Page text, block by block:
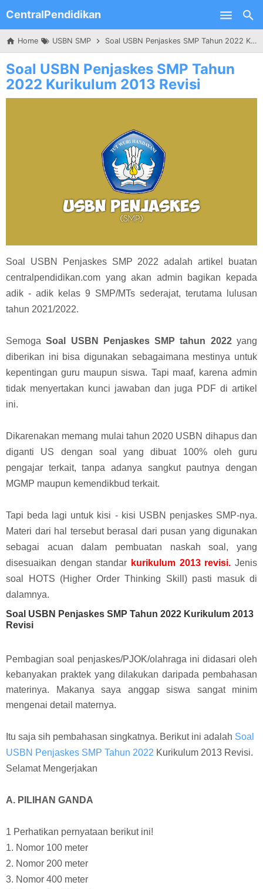
Skip to main content
CentralPendidikan
Home USBN SMP Soal USBN Penjaskes SMP Tahun 2022 Kurikulum 2013 Revisi
Soal USBN Penjaskes SMP Tahun
2022 Kurikulum 2013 Revisi
Soal USBN Penjaskes SMP 2022 adalah artikel buatan
centralpendidikan.com yang akan admin bagikan kepada
adik - adik kelas 9 SMP/MTs sederajat, terutama lulusan
tahun 2021/2022.
SemogaSoal USBN Penjaskes SMP tahun 2022yang
diberikan ini bisa digunakan sebagaimana mestinya untuk
kepentingan guru maupun siswa. Tapi maaf, karena admin
tidak menyertakan kunci jawaban dan juga PDF di artikel
ini.
Dikarenakan memang mulai tahun 2020 USBN dihapus dan
diganti US dengan soal yang dibuat 100% oleh guru
pengajar terkait, tanpa adanya sangkut pautnya dengan
MGMP maupun kemendikbud terkait.
Tapi beda lagi untuk kisi - kisi USBN penjaskes SMP-nya.
Materi dari hal tersebut berasal dari pusan yang digunakan
sebagai acuan dalam pembuatan naskah soal, yang
disesuaikan dengan standar kurikulum 2013 revisi. Jenis
soal HOTS (Higher Order Thinking Skill) pasti masuk di
dalamnya.
Soal USBN Penjaskes SMP Tahun 2022 Kurikulum 2013
Revisi
Pembagian soal penjaskes/PJOK/olahraga ini didasari oleh
kebanyakan praktek yang dilakukan daripada pembahasan
materinya. Makanya saya anggap siswa sangat minim
mengenai detail maternya.
Itu saja sih pembahasan singkatnya. Berikut ini adalah Soal
USBN Penjaskes SMP Tahun 2022 Kurikulum 2013 Revisi.
Selamat Mengerjakan
A. PILIHAN GANDA
1 Perhatikan pernyataan berikut ini!
1. Nomor 100 meter
2. Nomor 200 meter
3. Nomor 400 meter